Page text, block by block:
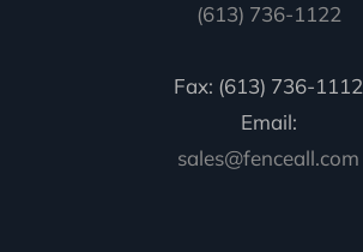
(613) 736-1122
Fax: (613) 736-1112
Email:
sales@fenceall.com